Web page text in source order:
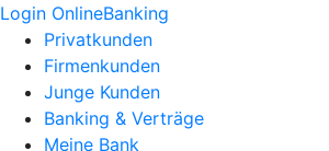
Login OnlineBanking
Privatkunden
Firmenkunden
Junge Kunden
Banking & Verträge
Meine Bank